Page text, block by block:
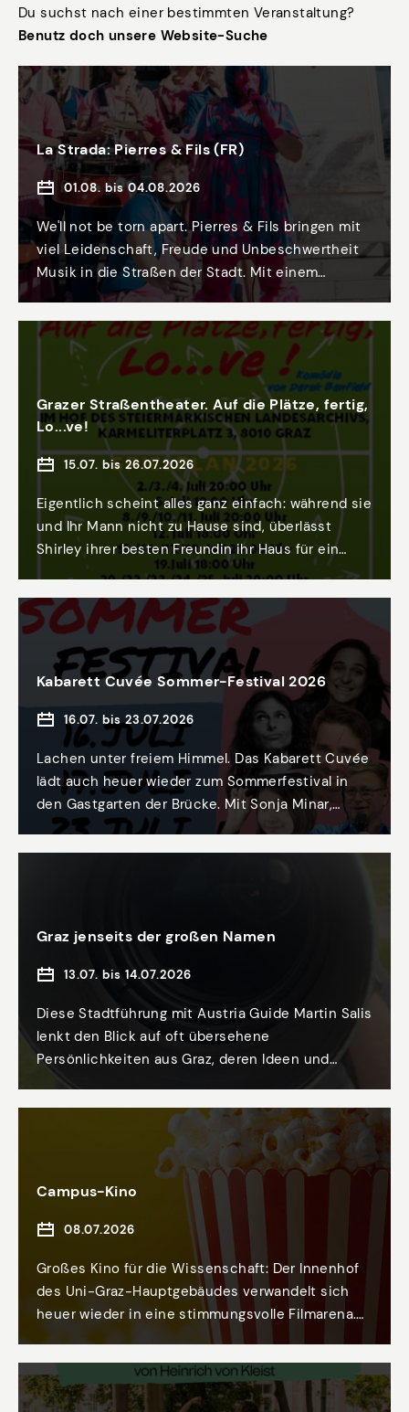
Du suchst nach einer bestimmten Veranstaltung?
Benutz doch unsere Website-Suche
La Strada: Pierres & Fils (FR)
01.08. bis 04.08.2026
We'll not be torn apart. Pierres & Fils bringen mit
viel Leidenschaft, Freude und Unbeschwertheit
Musik in die Straßen der Stadt. Mit einem
originellen Repertoire spielen sie mit der
Spontaneität des Augenblicks und hinterlassen
unvergessliche und schöne Erinnerungen in den
Herzen von Jung und Alt.
Grazer Straßentheater. Auf die Plätze, fertig,
Lo...ve!
15.07. bis 26.07.2026
Eigentlich scheint alles ganz einfach: während sie
und Ihr Mann nicht zu Hause sind, überlässt
Shirley ihrer besten Freundin ihr Haus für ein
geheimes Liebestreffen. Doch dann zieht Nebel
auf und sorgt für ein Durcheinander aus
überraschenden Besuchen, kleinen Notlügen und
verwirrenden Versteckspiels kommen die
amourösen Geheimnisse der Beteiligten ans
Licht ... Unter freiem Himmel, im Hof des
Steiermärkischen Landesarchivs, erwartet uns
eine Komödie voller unerwarteter Begegnungen,
peinlicher Momente und großer Komik aus der
Feder des britischen Erfolgsautors Derek
Benfield.
Kabarett Cuvée Sommer-Festival 2026
16.07. bis 23.07.2026
Lachen unter freiem Himmel. Das Kabarett Cuvée
lädt auch heuer wieder zum Sommerfestival in
den Gastgarten der Brücke. Mit Sonja Minar,
David Samhaber, Chrissi Buchmasser, Clemens
Maria Schreiner, Christina Kiesler und Quartetto
Graz jenseits der großen Namen
13.07. bis 14.07.2026
Diese Stadtführung mit Austria Guide Martin Salis
lenkt den Blick auf oft übersehene
Persönlichkeiten aus Graz, deren Ideen und
Leistungen grundlegende gesellschaftliche
Systeme geprägt haben und bis heute unseren
Alltag bestimmen. Sie lädt dazu ein, hinter das
scheinbar Selbstverständliche zu blicken und
Fortschritt als leisen, aber wirkungsvollen
Prozess neu zu erkennen.
Campus-Kino
08.07.2026
Großes Kino für die Wissenschaft: Der Innenhof
des Uni-Graz-Hauptgebäudes verwandelt sich
heuer wieder in eine stimmungsvolle Filmarena.
Vom 29. Juni bis 10. Juli 2026 (montags bis
freitags ab 20:30 Uhr) laufen Blockbuster und
Dokumentationen über die Open-Air-Leinwand.
Wissenschaftler:innen der Uni Graz nehmen die